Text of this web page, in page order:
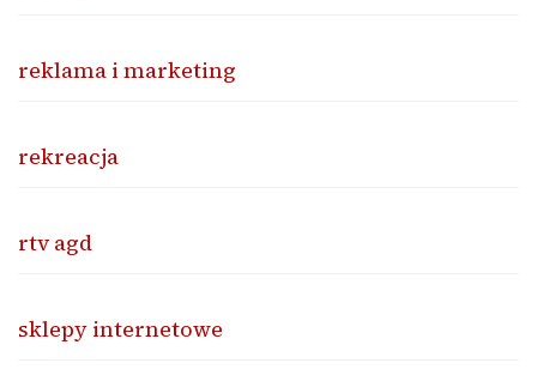
reklama i marketing
rekreacja
rtv agd
sklepy internetowe